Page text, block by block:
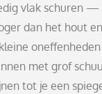
vlak schuren —
dan het hout
met grof
tot je een